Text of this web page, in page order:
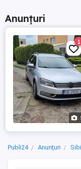
Anunțuri
1
Publi24 Anunțuri